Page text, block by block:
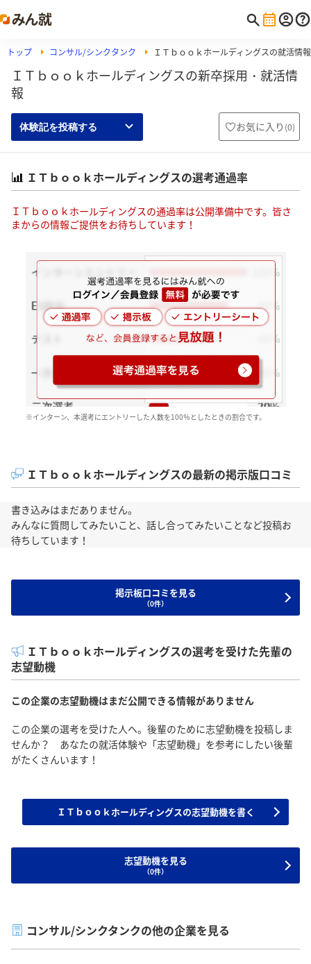
トップ コンサル/シンクタンク ＩＴｂｏｏｋホールディングスの就活情報
ＩＴｂｏｏｋホールディングスの新卒採用・就活情
報
体験記を投稿する お気に入り (0)
ＩＴｂｏｏｋホールディングスの選考通過率
ＩＴｂｏｏｋホールディングスの通過率は公開準備中です。皆さ
まからの情報ご提供をお待ちしています！
※インターン、本選考にエントリーした人数を100％としたときの割合です。
ＩＴｂｏｏｋホールディングスの最新の掲示版口コミ
書き込みはまだありません。
みんなに質問してみたいこと、話し合ってみたいことなど投稿お
待ちしています！
掲示板口コミを見る
（0件）
ＩＴｂｏｏｋホールディングスの選考を受けた先輩の
志望動機
この企業の志望動機はまだ公開できる情報がありません
この企業の選考を受けた人へ。後輩のために志望動機を投稿しま
せんか？ あなたの就活体験や「志望動機」を参考にしたい後輩
がたくさんいます！
ＩＴｂｏｏｋホールディングスの志望動機を書く
志望動機を見る
（0件）
コンサル/シンクタンクの他の企業を見る